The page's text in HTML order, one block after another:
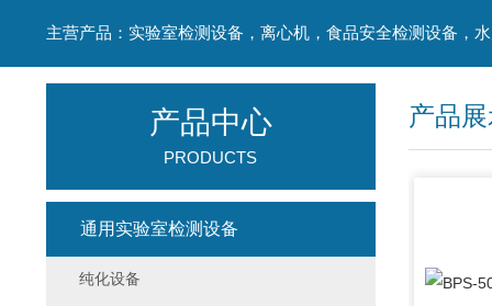
产品
产品中心
PRODUCTS
通用实验室检测设备
纯化设备